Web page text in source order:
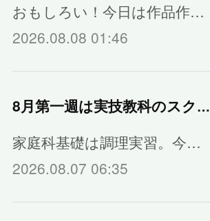
おもしろい！今日は作品作…
2026.08.08 01:46
8月第一週は実技教科のスクーリング
家庭科基礎は調理実習。今…
2026.08.07 06:35